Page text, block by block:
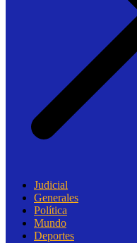
Judicial
Generales
Política
Mundo
Deportes